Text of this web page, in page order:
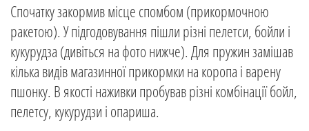
Спочатку закормив місце спомбом (прикормочною
ракетою). У підгодовування пішли різні пелетси, бойли і
кукурудза (дивіться на фото нижче). Для пружин замішав
кілька видів магазинної прикормки на коропа і варену
пшонку. В якості наживки пробував різні комбінації бойл,
пелетсу, кукурудзи і опариша.